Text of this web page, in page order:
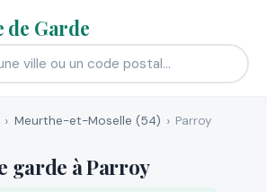
Garde
Meurthe-et-Moselle (54) Parroy
garde à Parroy